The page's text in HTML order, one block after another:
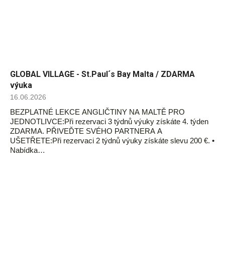
GLOBAL VILLAGE - St.Paul´s Bay Malta / ZDARMA
výuka
16.06.2026
BEZPLATNÉ LEKCE ANGLIČTINY NA MALTĚ PRO
JEDNOTLIVCE:Při rezervaci 3 týdnů výuky získáte 4. týden
ZDARMA. PŘIVEĎTE SVÉHO PARTNERA A
UŠETŘETE:Při rezervaci 2 týdnů výuky získáte slevu 200 €. •
Nabídka…